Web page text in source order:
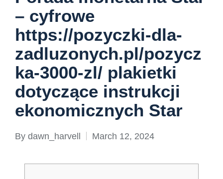
– cyfrowe
https://pozyczki-dla-
zadluzonych.pl/pozycz
ka-3000-zl/ plakietki
dotyczące instrukcji
ekonomicznych Star
Posted
By dawn_harvell March 12, 2024